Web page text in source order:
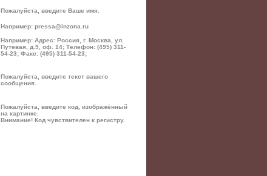
Пожалуйста, введите Ваше имя.
Например: pressa@inzona.ru
Например: Адрес: Россия, г. Москва, ул.
Путевая, д.9, оф. 14; Телефон: (495) 311-
54-23; Факс: (495) 311-54-23;
Пожалуйста, введите текст вашего
сообщения.
Пожалуйста, введите код, изображённый
на картинке.
Внимание! Код чувствителен к регистру.